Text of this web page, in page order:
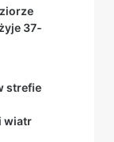
37-
strefie
wiatr